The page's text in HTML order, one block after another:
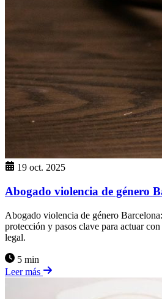
19 oct. 2025
Abogado violencia de género
Abogado violencia de género
protección y pasos clave para actuar
legal.
5 min
Leer más